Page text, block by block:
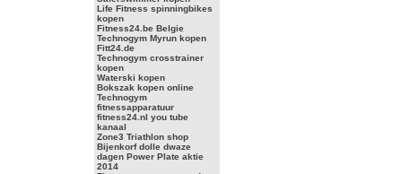
Life Fitness spinningbikes
kopen
Fitness24.be Belgie
Technogym Myrun kopen
Fitt24.de
Technogym crosstrainer
kopen
Waterski kopen
Bokszak kopen online
Technogym
fitnessapparatuur
fitness24.nl you tube
kanaal
Zone3 Triathlon shop
Bijenkorf dolle dwaze
dagen Power Plate aktie
2014